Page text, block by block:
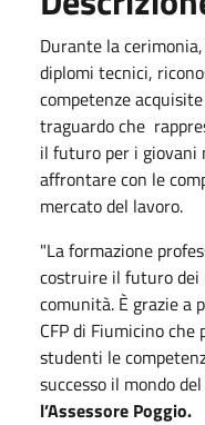
Durante la
diplomi tecnici,
competenze
traguardo che
il futuro per i giovani
affrontare con le
mercato del lavoro.
"La formazione
costruire il futuro dei
comunità. È grazie a
CFP di Fiumicino
studenti le
successo il mondo
l’Assessore Poggio.